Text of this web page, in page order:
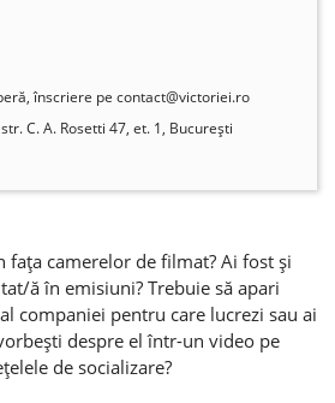
înscriere pecontact@victoriei.ro
C. A. Rosetti 47, et. 1, București
faţa camerelor de filmat? Ai fost şi
ă în emisiuni? Trebuie să apari
companiei pentru care lucrezi sau ai
despre el într-un video pe
de socializare?